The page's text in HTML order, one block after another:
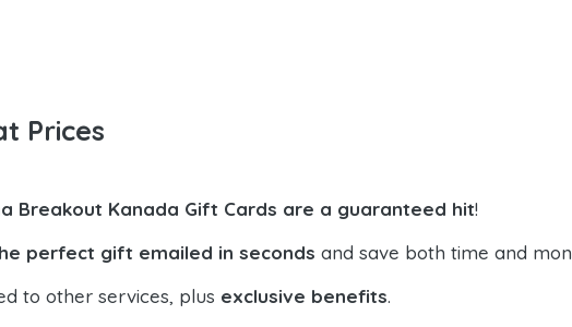
Prices
Breakout Kanada Gift Cards are a guaranteed hit!
perfect gift emailed in seconds and save both time and
to other services, plus exclusive benefits.